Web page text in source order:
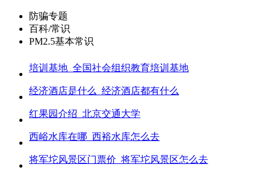
防骗专题
百科/常识
PM2.5基本常识
培训基地_全国社会组织教育培训基地
经济酒店是什么_经济酒店都有什么
红果园介绍_北京交通大学
西峪水库在哪_西裕水库怎么去
将军坨风景区门票价_将军坨风景区怎么去